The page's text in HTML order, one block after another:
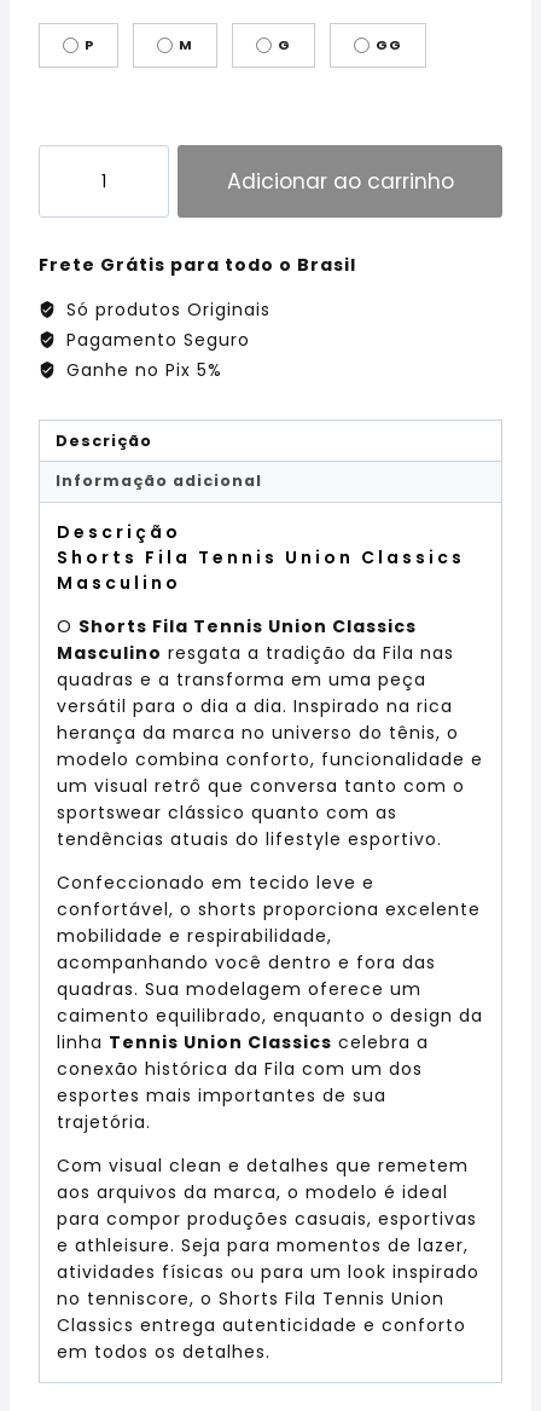
P M G GG
Adicionar ao carrinho
Frete Grátis para todo o Brasil
Só produtos Originais
Pagamento Seguro
Ganhe no Pix 5%
Descrição
Informação adicional
Descrição
Shorts Fila Tennis Union Classics
Masculino
O Shorts Fila Tennis Union Classics
Masculino resgata a tradição da Fila nas
quadras e a transforma em uma peça
versátil para o dia a dia. Inspirado na rica
herança da marca no universo do tênis, o
modelo combina conforto, funcionalidade e
um visual retrô que conversa tanto com o
sportswear clássico quanto com as
tendências atuais do lifestyle esportivo.
Confeccionado em tecido leve e
confortável, o shorts proporciona excelente
mobilidade e respirabilidade,
acompanhando você dentro e fora das
quadras. Sua modelagem oferece um
caimento equilibrado, enquanto o design da
linha Tennis Union Classics celebra a
conexão histórica da Fila com um dos
esportes mais importantes de sua
trajetória.
Com visual clean e detalhes que remetem
aos arquivos da marca, o modelo é ideal
para compor produções casuais, esportivas
e athleisure. Seja para momentos de lazer,
atividades físicas ou para um look inspirado
no tenniscore, o Shorts Fila Tennis Union
Classics entrega autenticidade e conforto
em todos os detalhes.